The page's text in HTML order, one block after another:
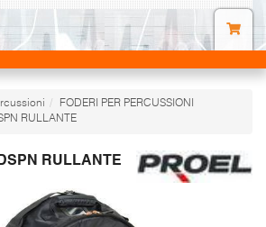
FODERI PER PERCUSSIONI
RULLANTE
RULLANTE